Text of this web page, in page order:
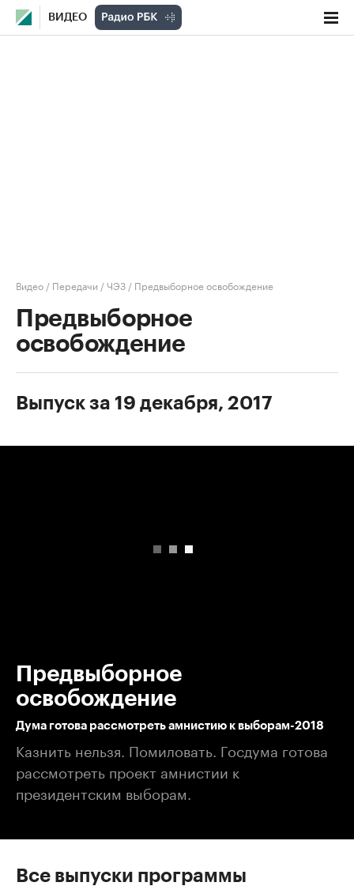
ВИДЕО
Видео / Передачи /ЧЭЗ / Предвыборное освобождение
Предвыборное
освобождение
Выпуск за 19 декабря, 2017
Предвыборное
освобождение
Дума готова рассмотреть амнистию к выборам-2018
Казнить нельзя. Помиловать. Госдума готова
рассмотреть проект амнистии к
президентским выборам.
Все выпуски программы